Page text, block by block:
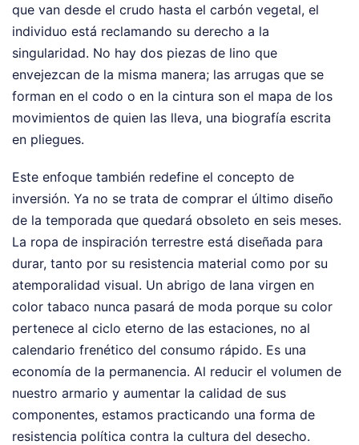
que van desde el crudo hasta el carbón vegetal, el
individuo está reclamando su derecho a la
singularidad. No hay dos piezas de lino que
envejezcan de la misma manera; las arrugas que se
forman en el codo o en la cintura son el mapa de los
movimientos de quien las lleva, una biografía escrita
en pliegues.
Este enfoque también redefine el concepto de
inversión. Ya no se trata de comprar el último diseño
de la temporada que quedará obsoleto en seis meses.
La ropa de inspiración terrestre está diseñada para
durar, tanto por su resistencia material como por su
atemporalidad visual. Un abrigo de lana virgen en
color tabaco nunca pasará de moda porque su color
pertenece al ciclo eterno de las estaciones, no al
calendario frenético del consumo rápido. Es una
economía de la permanencia. Al reducir el volumen de
nuestro armario y aumentar la calidad de sus
componentes, estamos practicando una forma de
resistencia política contra la cultura del desecho.